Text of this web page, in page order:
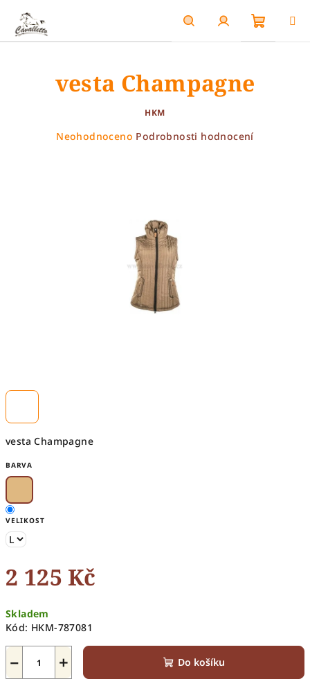
obsah
HledatPřihlášení
vesta Champagne
BARVA
VELIKOST
2 125 Kč
cena:
Skladem
Kód: HKM-787081
+
− Do košíku
vesta Champagne
HKM
Průměrné
Neohodnoceno Podrobnosti hodnocení